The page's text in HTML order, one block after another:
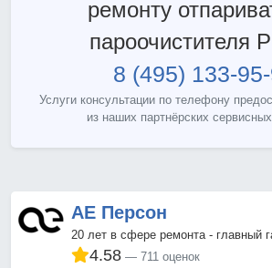
ремонту
пароочистителя
8 (495) 133-
Услуги консультации по телефону
из наших партнёрских
АЕ Персон
20 лет в сфере ремонта - главный
4.58 711 оценок